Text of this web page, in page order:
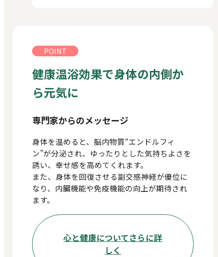
POINT
健康温浴効果で身体の内側か
ら元気に
専門家からのメッセージ
身体を温めると、脳内物質“エンドルフィ
ン”が分泌され、ゆったりとした気持ちよさを
誘い、幸せ感を高めてくれます。
また、身体を回復させる副交感神経が優位に
なり、内臓機能や免疫機能の向上が期待され
ます。
⼼と健康についてさらに詳
しく